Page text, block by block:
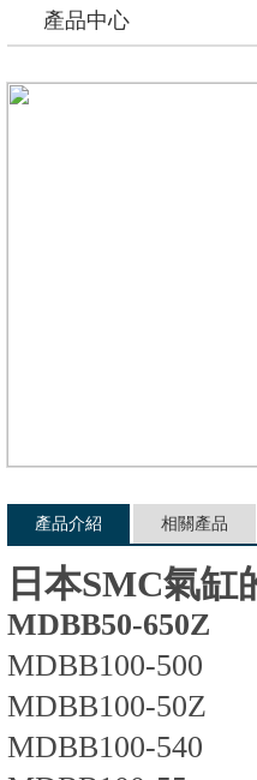
產品中心
產品介紹 相關產品
日本SMC氣缸
MDBB50-650Z
MDBB100-500
MDBB100-50Z
MDBB100-540